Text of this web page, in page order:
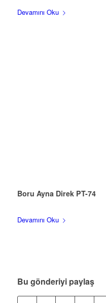
Devamını Oku
Boru Ayna Direk PT-74
Devamını Oku
Bu gönderiyi paylaş